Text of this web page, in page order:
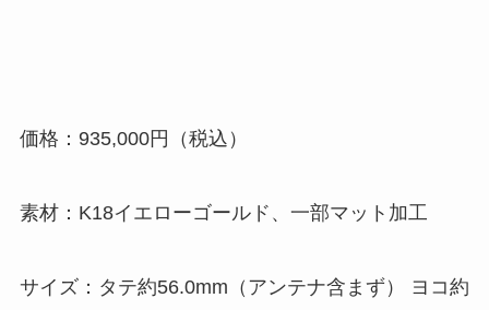
価格： 935,000円 （税込）
素材：K18イエローゴールド、一部マット加工
サイズ：タテ約56.0mm（アンテナ含まず） ヨコ約